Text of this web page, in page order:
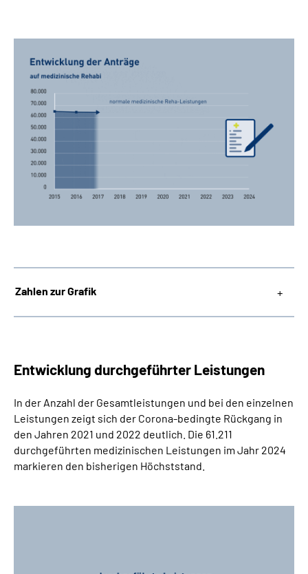
Zahlen zur Grafik
Entwicklung durchgeführter Leistungen
In der Anzahl der Gesamtleistungen und bei den einzelnen
Leistungen zeigt sich der Corona-bedingte Rückgang in
den Jahren 2021 und 2022 deutlich. Die 61.211
durchgeführten medizinischen Leistungen im Jahr 2024
markieren den bisherigen Höchststand.